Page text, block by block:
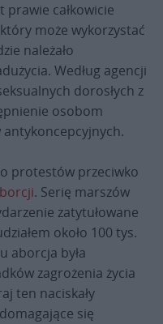
prawie całkowicie
może wykorzystać
należało
Według agencji
dorosłych z
osobom
protestów przeciwko
. Serię marszów
zatytułowane
około 100 tys.
aborcja była
zagrożenia życia
ten naciskały
się